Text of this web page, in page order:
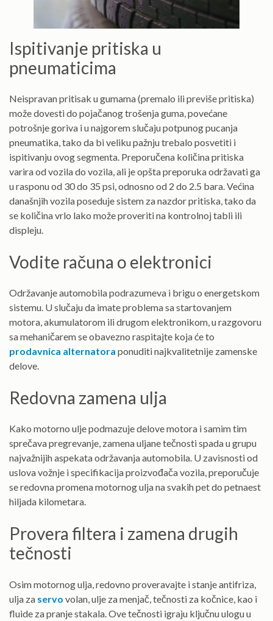
Ispitivanje pritiska u
pneumaticima
Neispravan pritisak u gumama (premalo ili previše pritiska)
može dovesti do pojačanog trošenja guma, povećane
potrošnje goriva i u najgorem slučaju potpunog pucanja
pneumatika, tako da bi veliku pažnju trebalo posvetiti i
ispitivanju ovog segmenta. Preporučena količina pritiska
varira od vozila do vozila, ali je opšta preporuka održavati ga
u rasponu od 30 do 35 psi, odnosno od 2 do 2.5 bara. Većina
današnjih vozila poseduje sistem za nazdor pritiska, tako da
se količina vrlo lako može proveriti na kontrolnoj tabli ili
displeju.
Vodite računa o elektronici
Održavanje automobila podrazumeva i brigu o energetskom
sistemu. U slučaju da imate problema sa startovanjem
motora, akumulatorom ili drugom elektronikom, u razgovoru
sa mehaničarem se obavezno raspitajte koja će to
prodavnica alternatora ponuditi najkvalitetnije zamenske
delove.
Redovna zamena ulja
Kako motorno ulje podmazuje delove motora i samim tim
sprečava pregrevanje, zamena uljane tečnosti spada u grupu
najvažnijih aspekata održavanja automobila. U zavisnosti od
uslova vožnje i specifikacija proizvođača vozila, preporučuje
se redovna promena motornog ulja na svakih pet do petnaest
hiljada kilometara.
Provera filtera i zamena drugih
tečnosti
Osim motornog ulja, redovno proveravajte i stanje antifriza,
ulja za servo volan, ulje za menjač, tečnosti za kočnice, kao i
fluide za pranje stakala. Ove tečnosti igraju ključnu ulogu u